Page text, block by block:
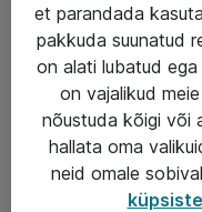
Haldusteenused
Garantii
Turva- ja
AS ATEA
et parandada
pakkuda suunatud
on alati lubatud
on vajalikud
nõustuda kõigi või
hallata oma
neid omale